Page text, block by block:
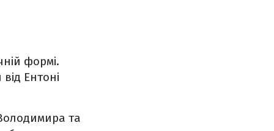
формі.
Ентоні
та